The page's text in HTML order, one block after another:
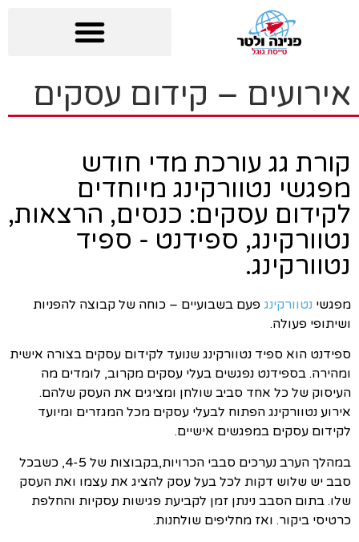
אירועים – קידום עסקים
קורת גג עורכת מדי חודש
מפגשי נטוורקינג מיוחדים
לקידום עסקים: כנסים, הרצאות,
נטוורקינג, ספידנט - ספיד
נטוורקינג.
מפגשי נטוורקינג פעם בשבועיים – כוחה של קבוצה להפניות
ושיתופי פעולה.
ספידנט הוא ספיד נטוורקינג שנועד לקידום עסקים בצורה אישית
ומהירה. בספידנט נפגשים בעלי עסקים מקרוב, לומדים מה
העיסוק של כל אחד סביב שולחן ומציגים את העסק שלהם.
אירוע נטוורקינג הפתוח לבעלי עסקים מכל המגזרים ומיועד
לקידום עסקים במפגשים אישיים.
במהלך הערב נערכים סבבי הכרויות,בקבוצות של 4-5, כשבכל
סבב יש שלוש דקות לכל בעל עסק להציג את עצמו ואת העסק
שלו. בתום הסבב נינתן זמן לקביעת פגישות עסקיות והחלפת
כרטיסי ביקור. ואז מחליפים שולחנות.